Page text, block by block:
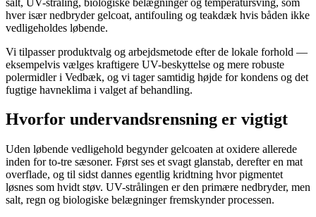
hver især nedbryder gelcoat, antifouling og teakdæk hvis båden ikke
vedligeholdes løbende.
Vi tilpasser produktvalg og arbejdsmetode efter de lokale forhold —
eksempelvis vælges kraftigere UV-beskyttelse og mere robuste
polermidler i Vedbæk, og vi tager samtidig højde for kondens og det
fugtige havneklima i valget af behandling.
Hvorfor undervandsrensning er vigtigt
Uden løbende vedligehold begynder gelcoaten at oxidere allerede
inden for to-tre sæsoner. Først ses et svagt glanstab, derefter en mat
overflade, og til sidst dannes egentlig kridtning hvor pigmentet
løsnes som hvidt støv. UV-strålingen er den primære nedbryder, men
salt, regn og biologiske belægninger fremskynder processen.